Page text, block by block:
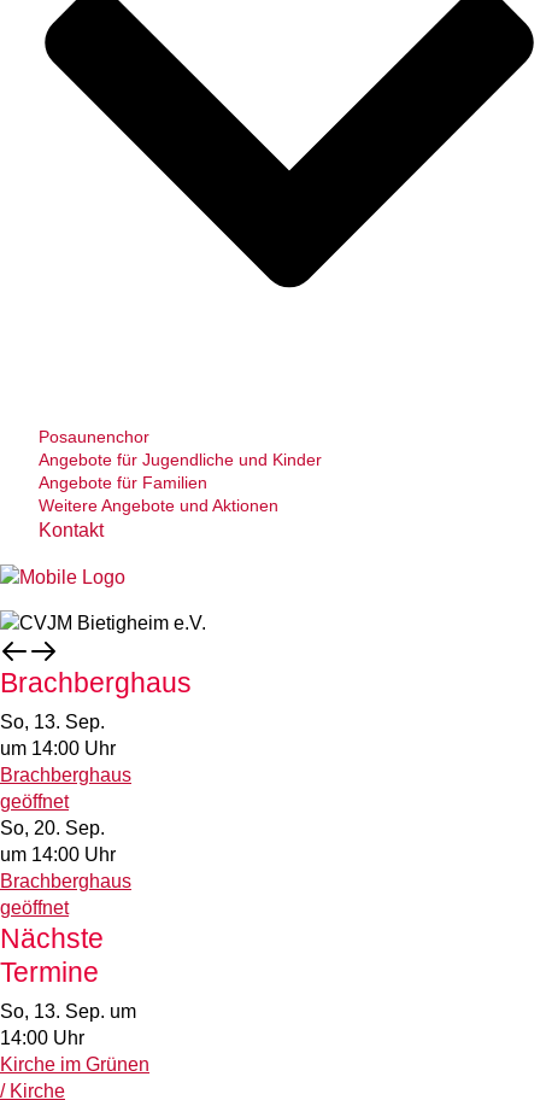
Posaunenchor
Angebote für Jugendliche und Kinder
Angebote für Familien
Weitere Angebote und Aktionen
Kontakt
Brachberghaus
So, 13. Sep.
um 14:00 Uhr
Brachberghaus
geöffnet
So, 20. Sep.
um 14:00 Uhr
Brachberghaus
geöffnet
Nächste
Termine
So, 13. Sep. um
14:00 Uhr
Kirche im Grünen
/ Kirche